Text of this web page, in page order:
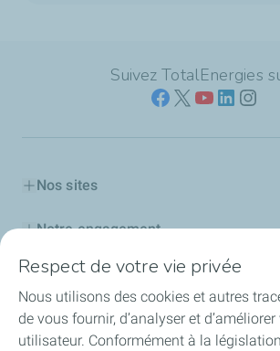
Suivez TotalEnergies
Nos sites
Notre engagement
Notre expertise
Travailler avec nous
Respect de votre vie privée
Nous utilisons des cookies et autres
de vous fournir, d’analyser et
utilisateur. Conformément à la